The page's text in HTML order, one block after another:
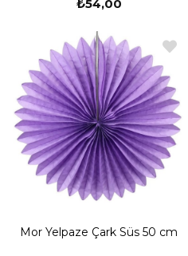
₺54,00
Mor Yelpaze Çark Süs 50 cm